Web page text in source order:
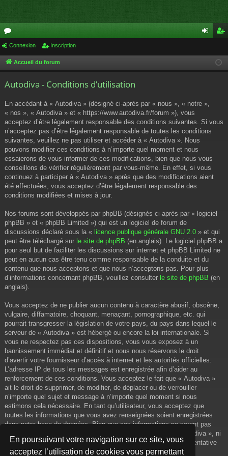
En poursuivant votre navigation sur ce site, vous
acceptez l’utilisation de cookies vous permettant
or
u cri
Connexion Inscription
Accueil du forum
Autodiva - Conditions d’utilisation
En accédant à « Autodiva » (désigné ci-après par « nous », « notre »,
« nos », « Autodiva » et « https://www.autodiva.fr/forum »), vous
acceptez d’être légalement responsable des conditions suivantes. Si vous
n’acceptez pas d’être légalement responsable de toutes les conditions
suivantes, veuillez ne pas utiliser et accéder à « Autodiva ». Nous
pouvons modifier ces conditions à n’importe quel moment et nous
essaierons de vous informer de ces modifications, bien que nous vous
conseillons de vérifier régulièrement par vous-même. En effet, si vous
continuez à participer à « Autodiva » après que des modifications aient
été effectuées, vous acceptez d’être légalement responsable des
conditions modifiées et mises à jour.
Nos forums sont développés par phpBB (désignés ci-après par « logiciel
phpBB » et « phpBB Limited ») qui est un logiciel de forum de
discussions déclaré sous la « licence publique générale GNU 2.0 » et qui
peut être téléchargé sur le site de phpBB (en anglais). Le logiciel phpBB a
pour seul but de faciliter les discussions sur internet et phpBB Limited ne
peut en aucun cas être tenu comme responsable de la conduite et du
contenu que nous acceptons et que nous n’acceptons pas. Pour plus
d’informations concernant phpBB, veuillez consulter le site de phpBB (en
anglais).
Vous acceptez de ne publier aucun contenu à caractère abusif, obscène,
vulgaire, diffamatoire, choquant, menaçant, pornographique, etc. qui
pourrait transgresser la législation de votre pays, du pays dans lequel le
serveur de « Autodiva » est hébergé ou encore la loi internationale. Si
vous ne respectez pas ces dispositions, vous vous exposez à un
bannissement immédiat et définitif et nous nous réservons le droit
d’avertir votre fournisseur d’accès à internet et les autorités officielles.
L’adresse IP de tous les messages est enregistrée afin d’aider au
renforcement de ces conditions. Vous acceptez le fait que « Autodiva »
ait le droit de supprimer, de modifier, de déplacer ou de verrouiller
n’importe quel sujet et message à n’importe quel moment si nous
estimons cela nécessaire. En tant qu’utilisateur, vous acceptez que
toutes les informations que vous avez renseignées soient enregistrées
dans notre base de données. Bien que ces informations ne seront pas
diffusées à une tierce partie sans votre consentement, ni « Autodiva », ni
phpBB, ne pourront être tenus comme responsables en cas de tentative
de piratage informatique visant à compromettre vos données.